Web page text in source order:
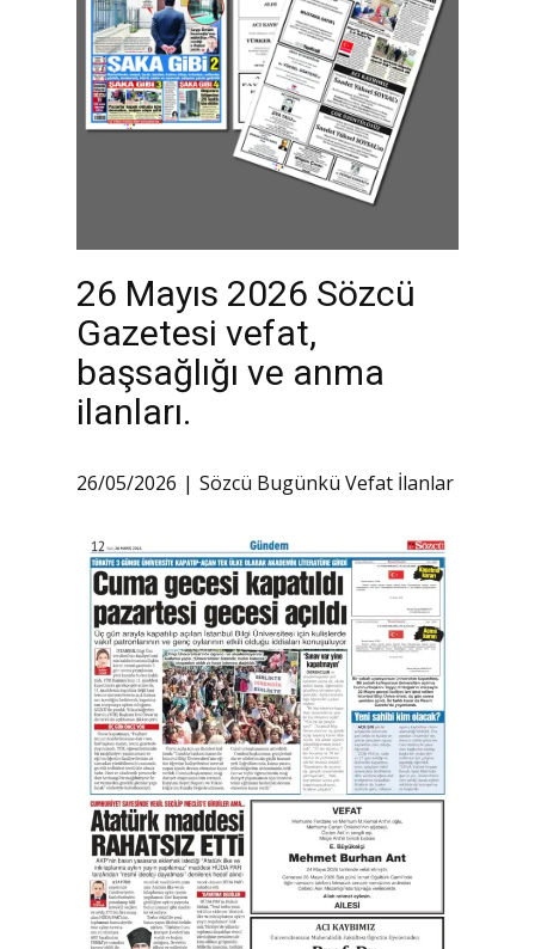
26 Mayıs 2026 Sözcü
Gazetesi vefat,
başsağlığı ve anma
ilanları.
26/05/2026 Sözcü Bugünkü Vefat İlanlar